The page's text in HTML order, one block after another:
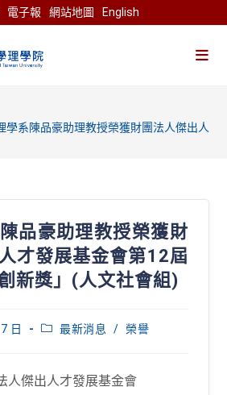
電子報 網站地圖 English
學系陳品豪助理教授榮獲財團法人傑出人
品豪助理教授榮獲財
才發展基金會第12屆
新獎」(人文社會組)
日
Post最新消息 / 榮譽
人傑出人才發展基金會